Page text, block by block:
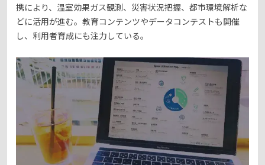
携により、温室効果ガス観測、災害状況把握、都市環境解析な
どに活用が進む。教育コンテンツやデータコンテストも開催
し、利用者育成にも注力している。